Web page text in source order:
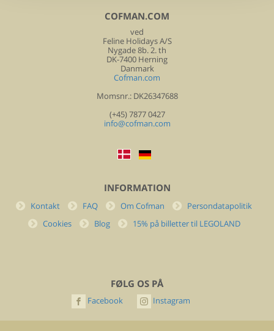
COFMAN.COM
ved
Feline Holidays A/S
Nygade 8b. 2. th
DK-7400 Herning
Danmark
Cofman.com
Momsnr.: DK26347688
(+45) 7877 0427
info@cofman.com
INFORMATION
Kontakt FAQ Om Cofman
Persondatapolitik
Cookies
Blog 15% på billetter til LEGOLAND
FØLG OS PÅ
Facebook Instagram